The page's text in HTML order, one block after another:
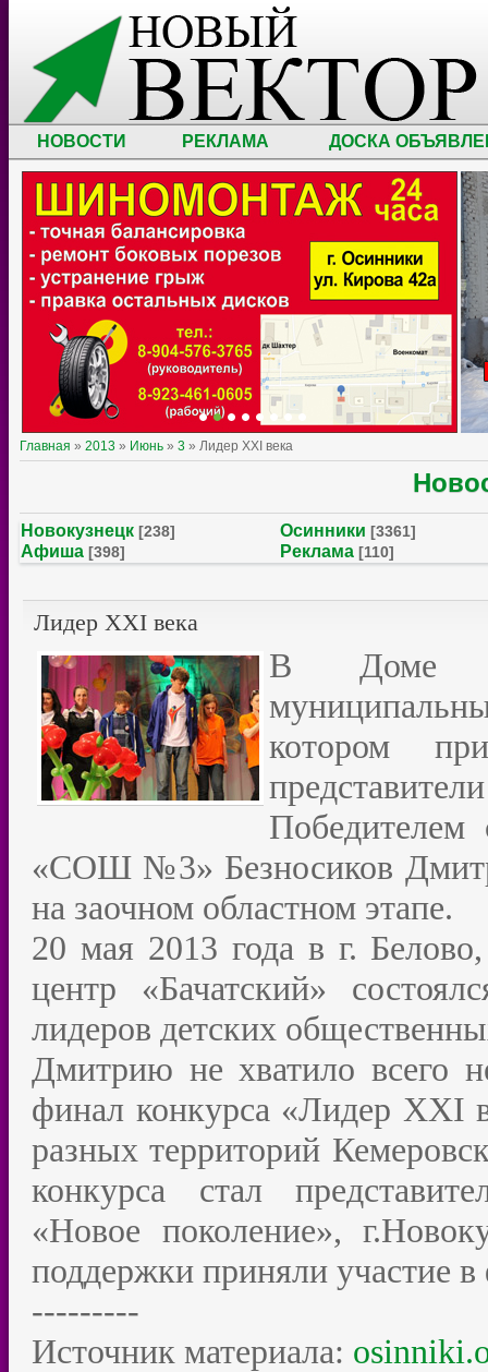
НОВОСТИ РЕКЛАМА ДОСКА
Главная » 2013 » Июнь » 3 » Лидер XXI века
Новокузнецк [238] Осинники [3361]
Афиша [398] Реклама [110]
Лидер XXI века
В Доме
котором
«СОШ №3» Безносиков
на заочном областном этапе.
20 мая 2013 года в г.
центр «Бачатский»
лидеров детских
Дмитрию не хватило всего
финал конкурса «Лидер XXI
разных территорий
конкурса стал
«Новое поколение»,
поддержки приняли участие в
---------
Источник материала: